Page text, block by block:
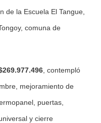
de la Escuela El Tangue,
comuna de
, contempló
mejoramiento de
puertas,
y cierre